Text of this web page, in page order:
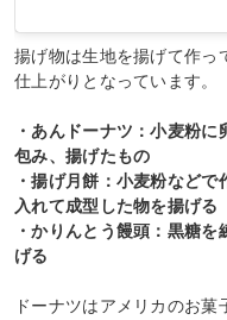
揚げ物は生地を揚げて作っ
仕上がりとなっています。
・あんドーナツ：小麦粉
包み、揚げたもの
・揚げ月餅：小麦粉など
入れて成型した物を揚げる
・かりんとう饅頭：黒糖
げる
ドーナツはアメリカのお